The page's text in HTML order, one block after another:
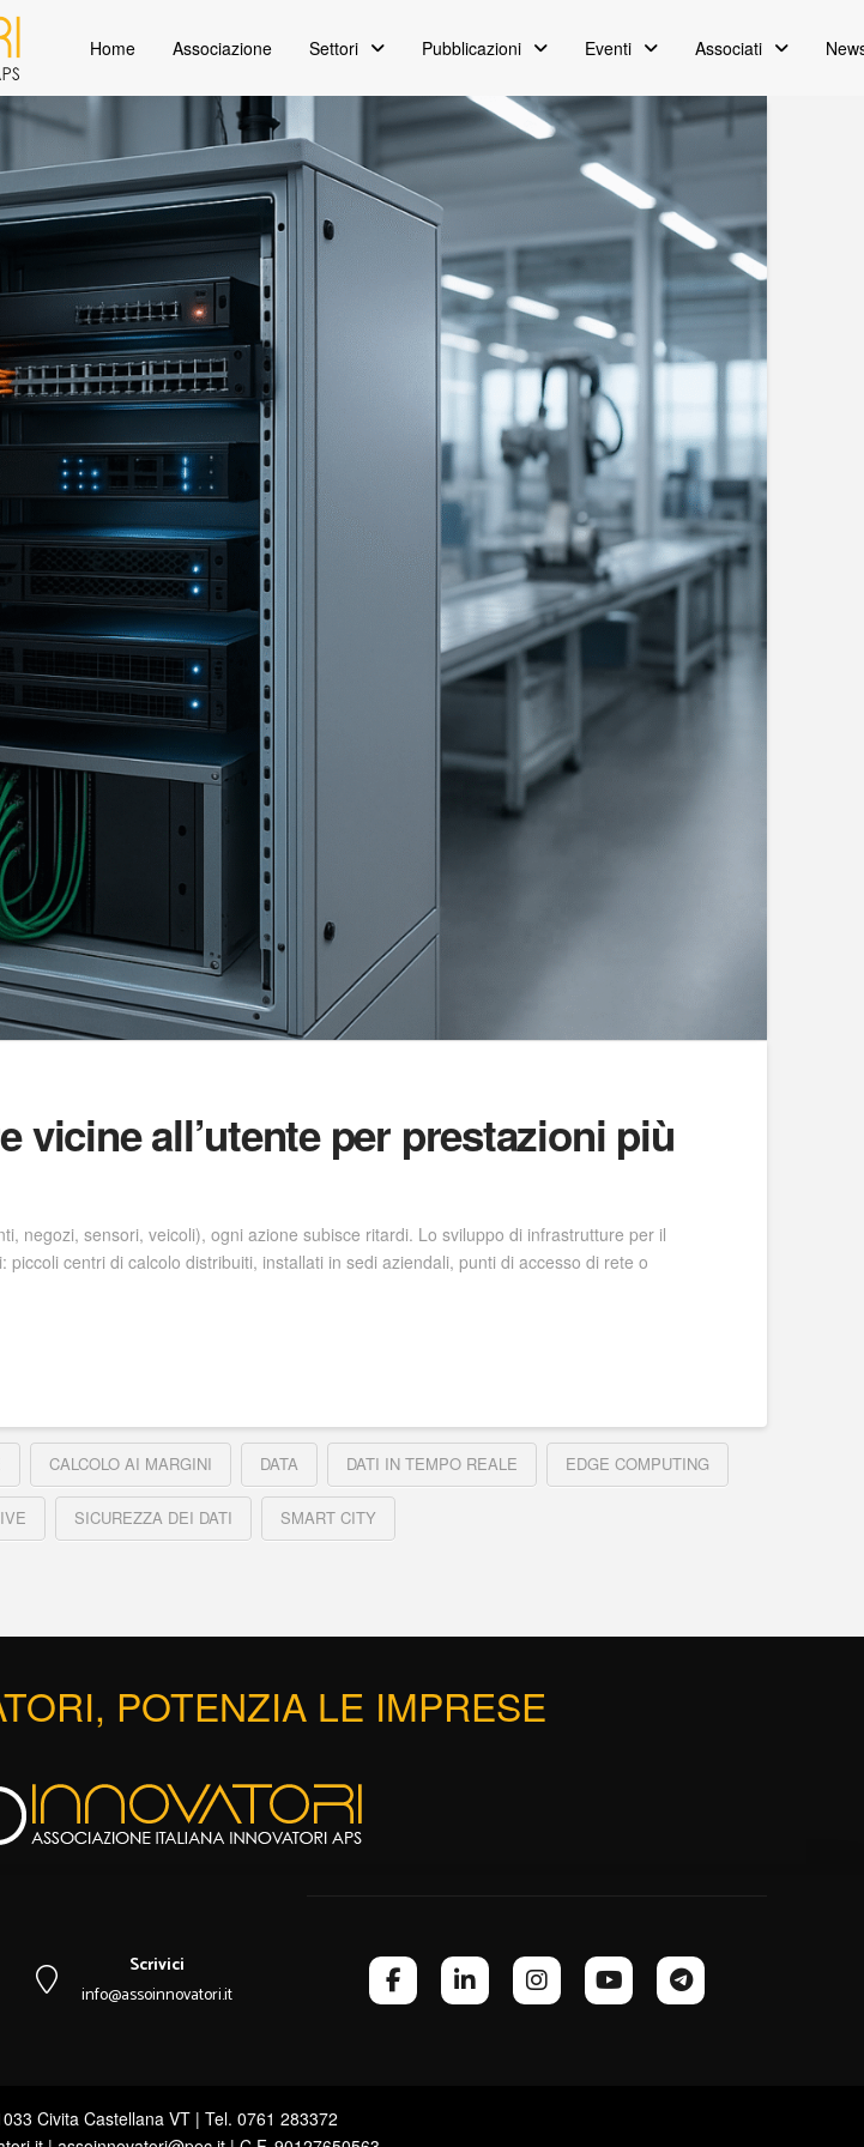
Home Associazione Settori Pubblicazioni Eventi Associati
all’utente per prestazioni più
negozi, sensori, veicoli), ogni azione subisce ritardi. Lo sviluppo di infrastrutture per il
centri di calcolo distribuiti, installati in sedi aziendali, punti di accesso di rete o
CALCOLO AI MARGINI DATA DATI IN TEMPO REALE EDGE COMPUTING
SICUREZZA DEI DATI SMART CITY
POTENZIA LE IMPRESE
Scrivici
info@assoinnovatori.it
Civita Castellana VT | Tel. 0761 283372